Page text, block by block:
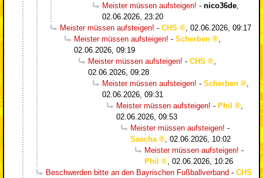
Meister müssen aufsteigen! - nico36de
02.06.2026, 23:20
Meister müssen aufsteigen! - CHS
02.06.2026, 09:17
Meister müssen aufsteigen! - Scherben
02.06.2026, 09:19
Meister müssen aufsteigen! - CHS
02.06.2026, 09:28
Meister müssen aufsteigen! - Scherben
02.06.2026, 09:31
Meister müssen aufsteigen! - Phil
02.06.2026, 09:53
Meister müssen aufsteigen! -
Sascha
02.06.2026, 10:02
Meister müssen aufsteigen! -
Phil
02.06.2026, 10:26
Beschwerden bitte an den Bayrischen Fußballverband - CHS